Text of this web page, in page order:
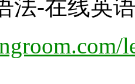
法-在线英